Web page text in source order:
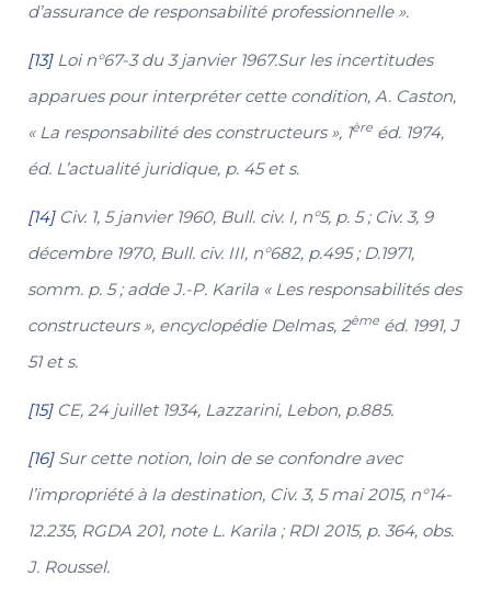
d’assurance de responsabilité professionnelle ».
[13]Loi n°67-3 du 3 janvier 1967.Sur les incertitudes
apparues pour interpréter cette condition, A. Caston,
« La responsabilité des constructeurs », 1ère éd. 1974,
éd. L’actualité juridique, p. 45 et s.
[14]Civ. 1, 5 janvier 1960, Bull. civ. I, n°5, p. 5 ; Civ. 3, 9
décembre 1970, Bull. civ. III, n°682, p.495 ; D.1971,
somm. p. 5 ; adde J.-P. Karila « Les responsabilités des
constructeurs », encyclopédie Delmas, 2ème éd. 1991, J
51 et s.
[15]CE, 24 juillet 1934, Lazzarini, Lebon, p.885.
[16]Sur cette notion, loin de se confondre avec
l’impropriété à la destination, Civ. 3, 5 mai 2015, n°14-
12.235, RGDA 201, note L. Karila ; RDI 2015, p. 364, obs.
J. Roussel.